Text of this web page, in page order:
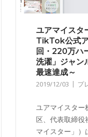
ユアマイスタ
TikTok公式
回・220万ハ
洗濯」ジャン
最速達成～
2019/12/03 プ
ユアマイスター
区、代表取締役
マイスター」）